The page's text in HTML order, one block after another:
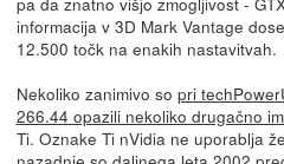
informacija v 3D Mark Vantage
12.500 točk na enakih nastavitvah.
Nekoliko zanimivo so pri
266.44 opazili nekoliko drugačno
Ti. Oznake Ti nVidia ne uporablja